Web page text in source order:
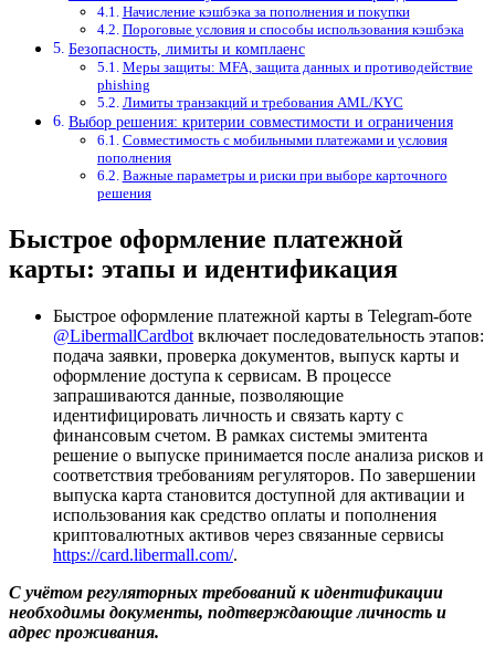
Начисление кэшбэка за пополнения и покупки
Пороговые условия и способы использования кэшбэка
Безопасность, лимиты и комплаенс
Меры защиты: MFA, защита данных и противодействие
phishing
Лимиты транзакций и требования AML/KYC
Выбор решения: критерии совместимости и ограничения
Совместимость с мобильными платежами и условия
пополнения
Важные параметры и риски при выборе карточного
решения
Быстрое оформление платежной
карты: этапы и идентификация
Быстрое оформление платежной карты в Telegram-боте
@LibermallCardbot включает последовательность этапов:
подача заявки, проверка документов, выпуск карты и
оформление доступа к сервисам. В процессе
запрашиваются данные, позволяющие
идентифицировать личность и связать карту с
финансовым счетом. В рамках системы эмитента
решение о выпуске принимается после анализа рисков и
соответствия требованиям регуляторов. По завершении
выпуска карта становится доступной для активации и
использования как средство оплаты и пополнения
криптовалютных активов через связанные сервисы
https://card.libermall.com/.
С учётом регуляторных требований к идентификации
необходимы документы, подтверждающие личность и
адрес проживания.